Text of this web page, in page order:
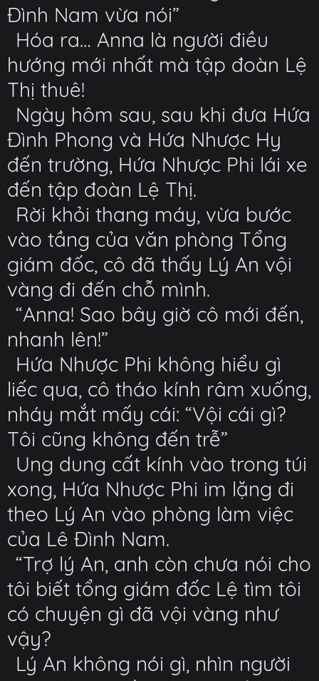
Đình Nam vừa nói”
Hóa ra… Anna là người điều
hướng mới nhất mà tập đoàn Lệ
Thị thuê!
Ngày hôm sau, sau khi đưa Hứa
Đình Phong và Hứa Nhược Hy
đến trường, Hứa Nhược Phi lái xe
đến tập đoàn Lệ Thị.
Rời khỏi thang máy, vừa bước
vào tầng của văn phòng Tổng
giám đốc, cô đã thấy Lý An vội
vàng đi đến chỗ mình.
“Anna! Sao bây giờ cô mới đến,
nhanh lên!”
Hứa Nhược Phi không hiểu gì
liếc qua, cô tháo kính râm xuống,
nháy mắt mấy cái: “Vội cái gì?
Tôi cũng không đến trễ”
Ung dung cất kính vào trong túi
xong, Hứa Nhược Phi im lặng đi
theo Lý An vào phòng làm việc
của Lê Đình Nam.
“Trợ lý An, anh còn chưa nói cho
tôi biết tổng giám đốc Lệ tìm tôi
có chuyện gì đã vội vàng như
vậy?
Lý An không nói gì, nhìn người